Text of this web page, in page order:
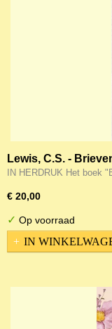
Lewis, C.S. -
IN HERDRUK Het boek
€ 20,00
✓ Op voorraad
IN